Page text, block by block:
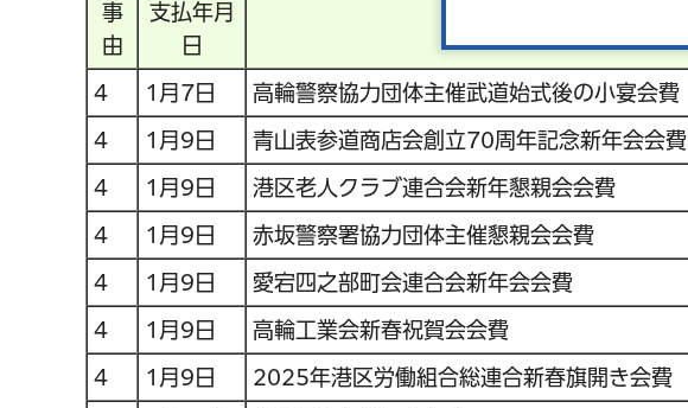
事
由
支払年月
日
4 1月7日 高輪警察協力団体主催武道始式後の小宴会費
4 1月9日 青山表参道商店会創立70周年記念新年会会費
4 1月9日 港区老人クラブ連合会新年懇親会会費
4 1月9日 赤坂警察署協力団体主催懇親会会費
4 1月9日 愛宕四之部町会連合会新年会会費
4 1月9日 高輪工業会新春祝賀会会費
4 1月9日 2025年港区労働組合総連合新春旗開き会費